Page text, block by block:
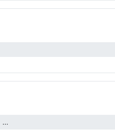
...